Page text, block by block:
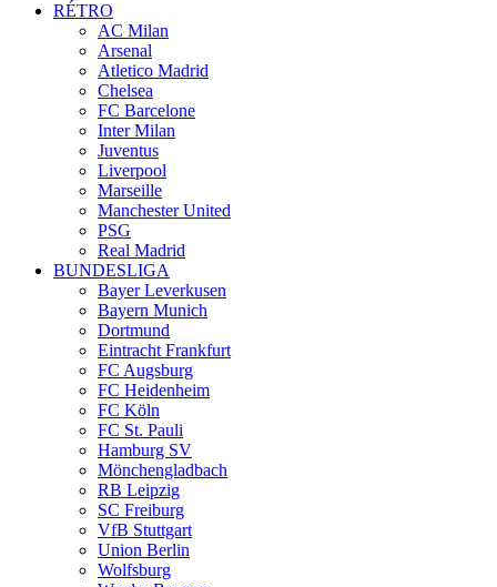
RÉTRO
AC Milan
Arsenal
Atletico Madrid
Chelsea
FC Barcelone
Inter Milan
Juventus
Liverpool
Marseille
Manchester United
PSG
Real Madrid
BUNDESLIGA
Bayer Leverkusen
Bayern Munich
Dortmund
Eintracht Frankfurt
FC Augsburg
FC Heidenheim
FC Köln
FC St. Pauli
Hamburg SV
Mönchengladbach
RB Leipzig
SC Freiburg
VfB Stuttgart
Union Berlin
Wolfsburg